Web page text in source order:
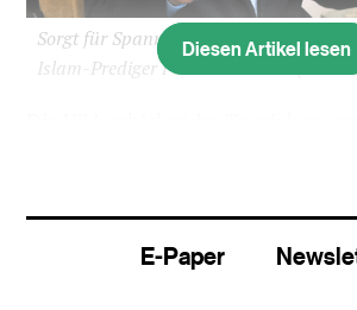
Sorgt für Spannung zwischen den
Islam-Prediger Fethullah Gülen
Vertretern des Aussen- und
zusammensetzen, wie das
Diesen Artikel lesen
E-Paper